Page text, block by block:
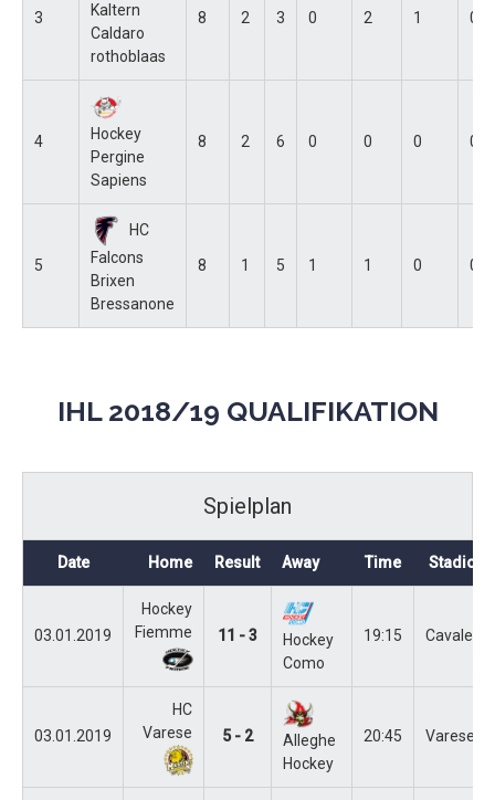
3
Kaltern
Caldaro
rothoblaas
8 2 3 0 2 1 0
4
Hockey
Pergine
Sapiens
8 2 6 0 0 0 0
5
HC
Falcons
Brixen
Bressanone
8 1 5 1 1 0 0
IHL 2018/19 QUALIFIKATION
Spielplan
Date Home Result Away Time Stadion
03.01.2019
Hockey
Fiemme
11 - 3
Hockey
Como
19:15 Cavalese
03.01.2019
HC
Varese
5 - 2
Alleghe
Hockey
20:45 Varese